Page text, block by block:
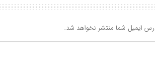
ایمیل شما منتشر نخواهد شد.